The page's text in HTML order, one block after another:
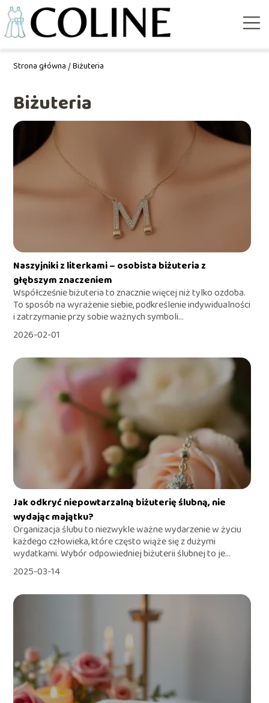
Strona główna/Biżuteria
Biżuteria
Naszyjniki z literkami – osobista biżuteria z
głębszym znaczeniem
Współcześnie biżuteria to znacznie więcej niż tylko ozdoba.
To sposób na wyrażenie siebie, podkreślenie indywidualności
i zatrzymanie przy sobie ważnych symboli...
2026-02-01
Jak odkryć niepowtarzalną biżuterię ślubną, nie
wydając majątku?
Organizacja ślubu to niezwykle ważne wydarzenie w życiu
każdego człowieka, które często wiąże się z dużymi
wydatkami. Wybór odpowiedniej biżuterii ślubnej to je...
2025-03-14